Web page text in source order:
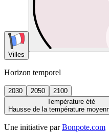
Villes
Horizon temporel
2030 2050
2100
Température été
Hausse de la température
Une initiative par Bonpote.com